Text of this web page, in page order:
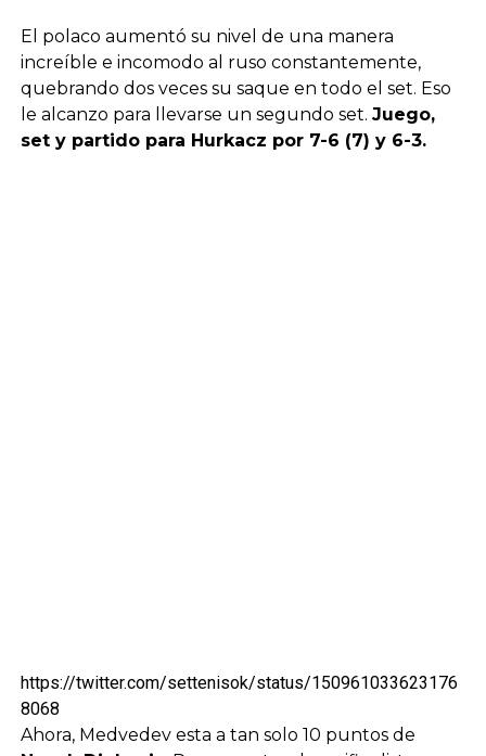
El polaco aumentó su nivel de una manera
increíble e incomodo al ruso constantemente,
quebrando dos veces su saque en todo el set. Eso
le alcanzo para llevarse un segundo set. Juego,
set y partido para Hurkacz por 7-6 (7) y 6-3.
https://twitter.com/settenisok/status/150961033623176
8068
Ahora, Medvedev esta a tan solo 10 puntos de